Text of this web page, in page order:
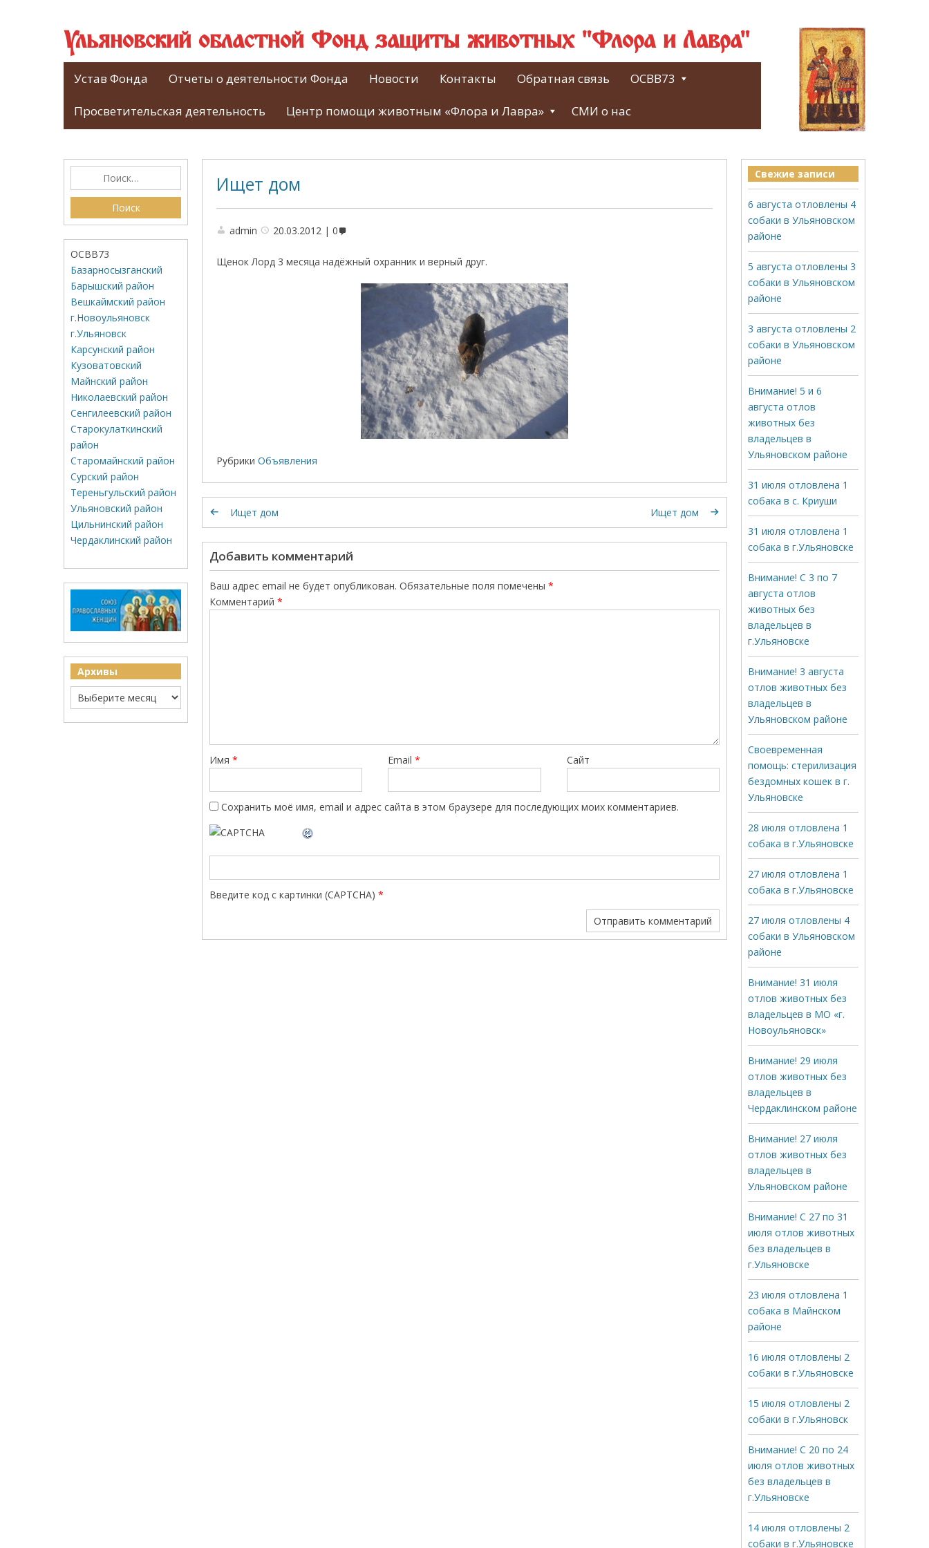
Ульяновский областной Фонд защиты животных "Флора и Лавра"
Устав Фонда Отчеты о деятельности Фонда Новости Контакты Обратная связь ОСВВ73
Просветительская деятельность Центр помощи животным «Флора и Лавра» СМИ о нас
Ищет дом
admin 20.03.2012 0
Щенок Лорд 3 месяца надёжный охранник и верный друг.
Рубрики Объявления
Ищет дом Ищет дом
Добавить комментарий
Ваш адрес email не будет опубликован. Обязательные поля помечены *
Комментарий *
Имя * Email* Сайт
Сохранить моё имя, email и адрес сайта в этом браузере для последующих моих комментариев.
Введите код с картинки (CAPTCHA) *
ОСВВ73
Базарносызганский
Барышский район
Вешкаймский район
г.Новоульяновск
г.Ульяновск
Карсунский район
Кузоватовский
Майнский район
Николаевский район
Сенгилеевский район
Старокулаткинский
район
Старомайнский район
Сурский район
Тереньгульский район
Ульяновский район
Цильнинский район
Чердаклинский район
Архивы
Свежие записи
6 августа отловлены 4
собаки в Ульяновском
районе
5 августа отловлены 3
собаки в Ульяновском
районе
3 августа отловлены 2
собаки в Ульяновском
районе
Внимание! 5 и 6
августа отлов
животных без
владельцев в
Ульяновском районе
31 июля отловлена 1
собака в с. Криуши
31 июля отловлена 1
собака в г.Ульяновске
Внимание! С 3 по 7
августа отлов
животных без
владельцев в
г.Ульяновске
Внимание! 3 августа
отлов животных без
владельцев в
Ульяновском районе
Своевременная
помощь: стерилизация
бездомных кошек в г.
Ульяновске
28 июля отловлена 1
собака в г.Ульяновске
27 июля отловлена 1
собака в г.Ульяновске
27 июля отловлены 4
собаки в Ульяновском
районе
Внимание! 31 июля
отлов животных без
владельцев в МО «г.
Новоульяновск»
Внимание! 29 июля
отлов животных без
владельцев в
Чердаклинском районе
Внимание! 27 июля
отлов животных без
владельцев в
Ульяновском районе
Внимание! С 27 по 31
июля отлов животных
без владельцев в
г.Ульяновске
23 июля отловлена 1
собака в Майнском
районе
16 июля отловлены 2
собаки в г.Ульяновске
15 июля отловлены 2
собаки в г.Ульяновск
Внимание! С 20 по 24
июля отлов животных
без владельцев в
г.Ульяновске
14 июля отловлены 2
собаки в г.Ульяновске